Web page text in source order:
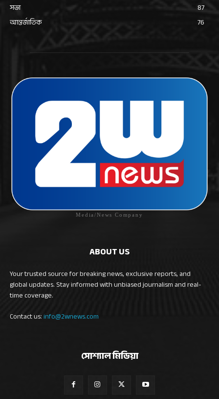
সভা
87
আন্তর্জাতিক
76
Media/News Company
ABOUT US
Your trusted source for breaking news, exclusive reports, and
global updates. Stay informed with unbiased journalism and real-
time coverage.
Contact us:info@2wnews.com
সোশ্যাল মিডিয়া